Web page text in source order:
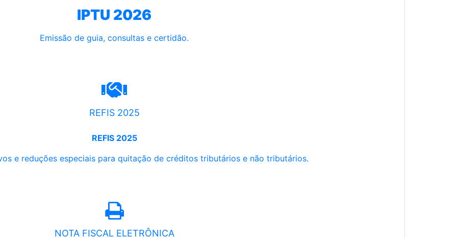
IPTU 2026
Emissão de guia, consultas e certidão.
REFIS 2025
REFIS 2025
e reduções especiais para quitação de créditos tributários e não tributários.
NOTA FISCAL ELETRÔNICA